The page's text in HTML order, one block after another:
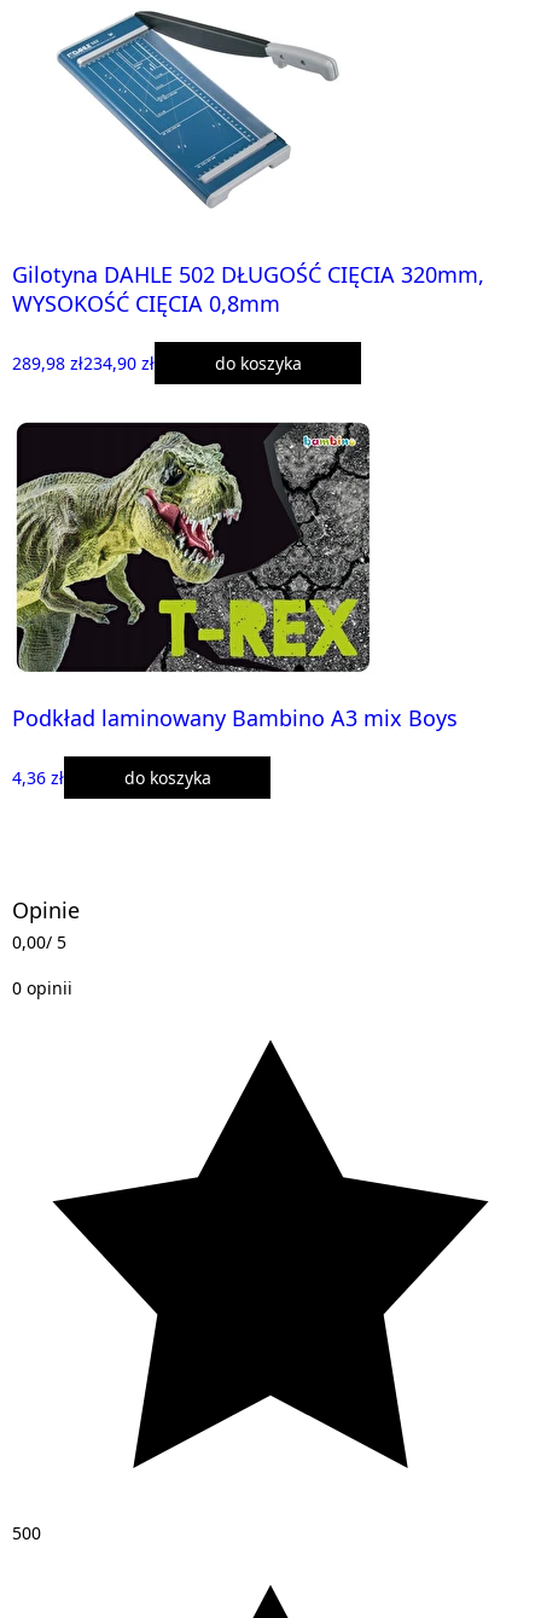
Gilotyna DAHLE 502 DŁUGOŚĆ CIĘCIA 320mm,
WYSOKOŚĆ CIĘCIA 0,8mm
289,98 zł234,90 zł do koszyka
Podkład laminowany Bambino A3 mix Boys
4,36 zł do koszyka
Opinie
0,00/ 5
0 opinii
500